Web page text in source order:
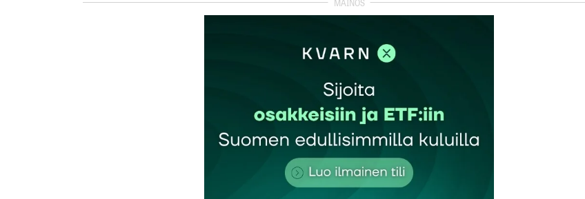
Pakolliset kentät on merkitty